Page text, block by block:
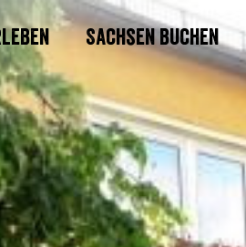
Sachsen buchen